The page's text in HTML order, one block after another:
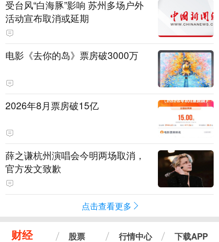
受台风“白海豚”影响 苏州多场户外
活动宣布取消或延期
电影《去你的岛》票房破3000万
2026年8月票房破15亿
薛之谦杭州演唱会今明两场取消，
官方发文致歉
点击查看更多
财经 股票 行情中心 下载APP